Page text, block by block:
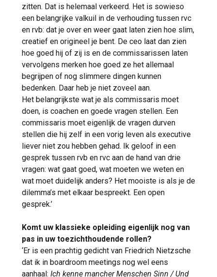
zitten. Dat is helemaal verkeerd. Het is sowieso
een belangrijke valkuil in de verhouding tussen rvc
en rvb: dat je over en weer gaat laten zien hoe slim,
creatief en origineel je bent. De ceo laat dan zien
hoe goed hij of zij is en de commissarissen laten
vervolgens merken hoe goed ze het allemaal
begrijpen of nog slimmere dingen kunnen
bedenken. Daar heb je niet zoveel aan.
Het belangrijkste wat je als commissaris moet
doen, is coachen en goede vragen stellen. Een
commissaris moet eigenlijk de vragen durven
stellen die hij zelf in een vorig leven als executive
liever niet zou hebben gehad. Ik geloof in een
gesprek tussen rvb en rvc aan de hand van drie
vragen: wat gaat goed, wat moeten we weten en
wat moet duidelijk anders? Het mooiste is als je de
dilemma’s met elkaar bespreekt. Een open
gesprek.’
Komt uw klassieke opleiding eigenlijk nog van
pas in uw toezichthoudende rollen?
‘Er is een prachtig gedicht van Friedrich Nietzsche
dat ik in boardroom meetings nog wel eens
aanhaal: Ich kenne mancher Menschen Sinn / Und